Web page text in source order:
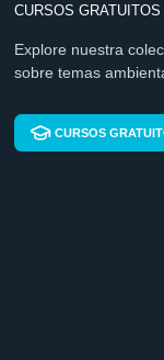
CURSOS GRATUITOS
Explore nuestra
sobre temas
CURSOS